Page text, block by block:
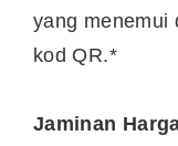
yang menemui
kod QR.*
Jaminan